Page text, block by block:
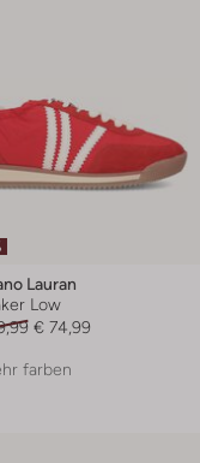
Lauran
Low
€ 74,99
farben